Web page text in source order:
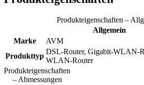
Produkteigenschaften –
Allgemein
Marke
AVM
Produkttyp
DSL-Router, Gigabit-WLAN-
WLAN-Router
Produkteigenschaften
– Abmessungen